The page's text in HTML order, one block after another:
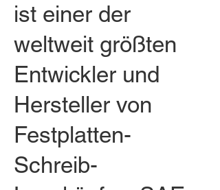
ist einer der
weltweit größten
Entwickler und
Hersteller von
Festplatten-
Schreib-